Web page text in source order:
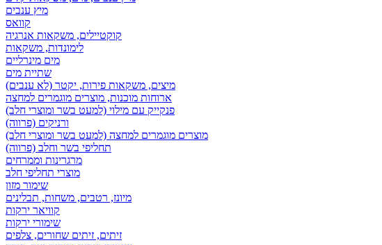
מיץ ענבים
קוואס
קוקטיילים, משקאות אנרגיה
לימונדות, משקאות
מים מינרליים
שתיית מים
מיצים, משקאות פירות, יקטר (לא ענבים)
ארוחות מוכנות, מוצרים מוגמרים למחצה
פנקייק עם מילוי (למעט בשר ומוצרי חלב)
ורניקים (פרווה)
מוצרים מוגמרים למחצה (למעט בשר ומוצרי חלב)
תחליפי בשר וחלב (פרווה)
מרגרינות וממרחים
מוצרי תחליפי חלב
שימור מזון
מיונז, רטבים, משחות, תבלינים
קוויאר ירקות
שימורי ירקות
זיתים, זיתים שחורים, צלפים